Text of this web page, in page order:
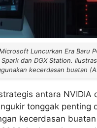
Luncurkan Era Baru
Spark dan DGX Station.
kecerdasan buatan
antara NVIDIA
tonggak penting
kecerdasan